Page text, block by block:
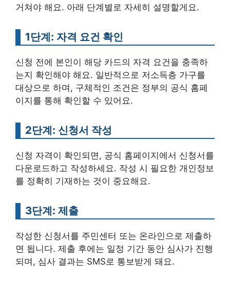
거쳐야 해요. 아래 단계별로 자세히 설명할게요.
1단계: 자격 요건 확인
신청 전에 본인이 해당 카드의 자격 요건을 충족하
는지 확인해야 해요. 일반적으로 저소득층 가구를
대상으로 하며, 구체적인 조건은 정부의 공식 홈페
이지를 통해 확인할 수 있어요.
2단계: 신청서 작성
신청 자격이 확인되면, 공식 홈페이지에서 신청서를
다운로드하고 작성하세요. 작성 시 필요한 개인정보
를 정확히 기재하는 것이 중요해요.
3단계: 제출
작성한 신청서를 주민센터 또는 온라인으로 제출하
면 됩니다. 제출 후에는 일정 기간 동안 심사가 진행
되며, 심사 결과는 SMS로 통보받게 돼요.